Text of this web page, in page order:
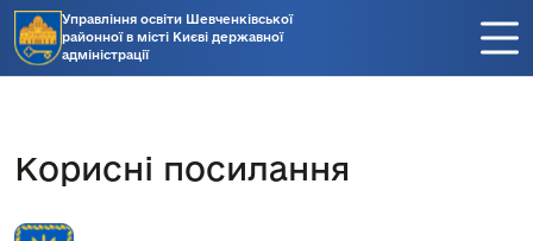
Управління освіти Шевченківської
районної в місті Києві державної
адміністрації
Корисні посилання